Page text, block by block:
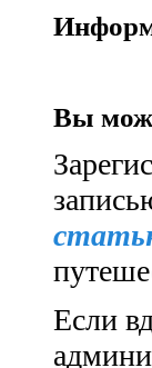
Вы
Если